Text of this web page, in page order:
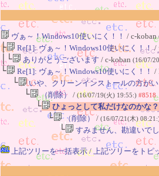
ヴぁ～！Windows10使いにく！！ / c-koban
├ Re[1]: ヴぁ～！Windows10使いにく！！/
│└ ありがとうございます / c-koban (16/07/
└ Re[1]: ヴぁ～！Windows10使いにく！！ /
└ いや、クリーンインストールの方が
└ （削除） / (16/07/19(火) 19:55:) #8518
└ ひょっとして私だけなのかな？
└ （削除） / (16/07/21(木)
└ すみません、勘違いで
上記ツリーを一括表示/ 上記ツリーをトピ